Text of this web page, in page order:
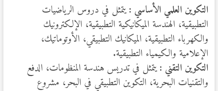
التكوين العلمي الأساسي :يتمثل في دروس الرياضيات
التطبيقية، الهندسة الميكانيكية التطبيقية، الإلكترونيك
والكهرباء التطبيقية، الميكانيك التطبيقي، الأوتوماتيك،
الإعلامية والكيمياء التطبيقية.
التكوين التقني :يتمثل في تدريس هندسة المنظومات، الدفع
والتقنيات البحرية، التكوين التطبيقي في البحر، مشروع